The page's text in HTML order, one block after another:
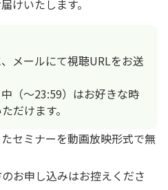
けいたします。
メールにて視聴URLをお送
（〜23:59）はお好きな時
だけます。
セミナーを動画放映形式で無
お申し込みはお控えくださ